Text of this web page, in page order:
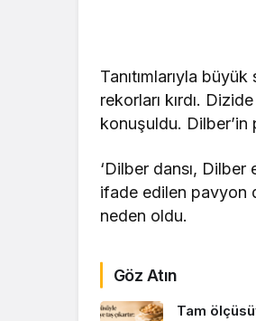
Tanıtımlarıyla
rekorları kırdı.
konuşuldu. Dilber’in
‘Dilber dansı,
ifade edilen pavyon
neden oldu.
Göz Atın
Tam